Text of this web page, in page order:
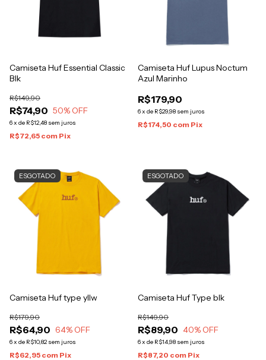
Camiseta Huf Essential Classic
Blk
R$74,90
R$149,90
50% OFF
6x de R$12,48 sem juros
R$72,65 com Pix
Camiseta Huf Lupus Noctum
Azul Marinho
R$179,90
6x de R$29,98 sem juros
R$174,50 com Pix
ESGOTADO
Camiseta Huf type yllw
R$64,90
R$179,90
64% OFF
6x de R$10,82 sem juros
R$62,95 com Pix
ESGOTADO
Camiseta Huf Type blk
R$89,90
R$149,90
40% OFF
6x de R$14,98 sem juros
R$87,20 com Pix